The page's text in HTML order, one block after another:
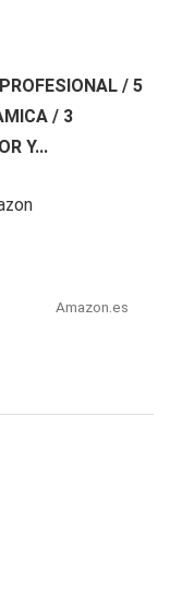
/ 5
/ 3
Y...
Amazon.es